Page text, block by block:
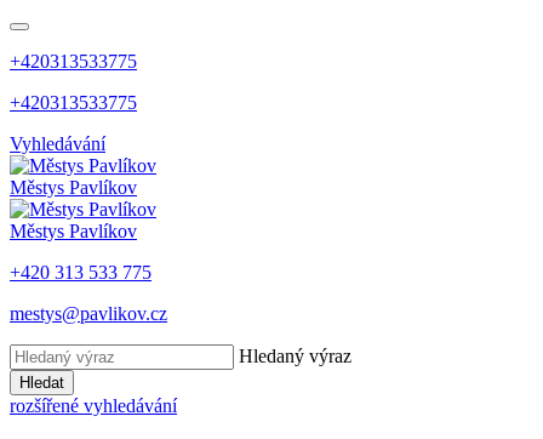
+420313533775
+420313533775
Vyhledávání
Městys Pavlíkov
Městys Pavlíkov
+420 313 533 775
mestys@pavlikov.cz
Hledaný výraz
Hledat
rozšířené vyhledávání